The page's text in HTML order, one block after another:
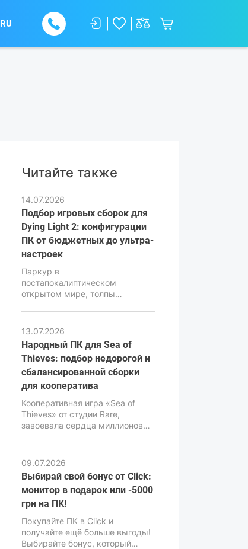
RU
Читайте также
14.07.2026
Подбор игровых сборок для
Dying Light 2: конфигурации
ПК от бюджетных до ультра-
настроек
Паркур в
постапокалиптическом
открытом мире, толпы
что делает Dying Light 2 одной
из самых атмосферных, но в то
же время очень
требовательных экшен-RPG
последних лет. В ее основе
лежит движок C-Engine от
красивую картинку,
продвинутую симуляцию и
реалистичную физику требует
13.07.2026
Народный ПК для Sea of
Thieves: подбор недорогой и
сбалансированной сборки
для кооператива
Кооперативная игра «Sea of
Thieves» от студии Rare,
завоевала сердца миллионов
физикой воды и потрясающим
визуальным стилем. Но за
внешне мультяшной графикой
имеется весьма мощный
движок Unreal Engine 4,
способный нагрузить даже
современные ПК, особенно
бюджетного класса.
09.07.2026
Выбирай свой бонус от Click:
монитор в подарок или -5000
грн на ПК!
Покупайте ПК в Click и
получайте ещё больше выгоды!
Выбирайте бонус, который